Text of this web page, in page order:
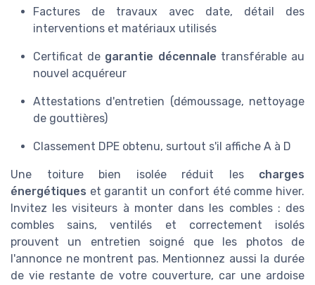
Factures de travaux avec date, détail des
interventions et matériaux utilisés
Certificat de garantie décennale transférable au
nouvel acquéreur
Attestations d'entretien (démoussage, nettoyage
de gouttières)
Classement DPE obtenu, surtout s'il affiche A à D
Une toiture bien isolée réduit les charges
énergétiques et garantit un confort été comme hiver.
Invitez les visiteurs à monter dans les combles : des
combles sains, ventilés et correctement isolés
prouvent un entretien soigné que les photos de
l'annonce ne montrent pas. Mentionnez aussi la durée
de vie restante de votre couverture, car une ardoise